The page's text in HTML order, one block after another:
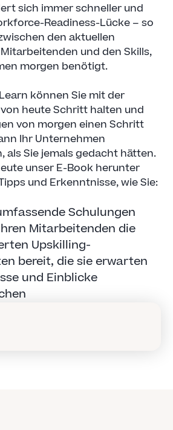
sich immer schneller und
Readiness-Lücke – so
den aktuellen
und den Skills,
morgen benötigt.
können Sie mit der
heute Schritt halten und
von morgen einen Schritt
Ihr Unternehmen
als Sie jemals gedacht hätten.
unser E-Book herunter
und Erkenntnisse, wie Sie:
Schulungen
Mitarbeitenden die
Upskilling-
bereit, die sie erwarten
und Einblicke